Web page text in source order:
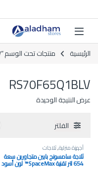
الرئيسية منتجات تحت الوسم “RS70F65Q1BLV”
RS70F65Q1BLV
عرض النتيجة الوحيدة
الفلتر
أجهزة منزلية,ثلاجات
ثلاجة سامسونج بابين متجاورين سعة
654 لتر تقنية SpaceMax™ لون أسود